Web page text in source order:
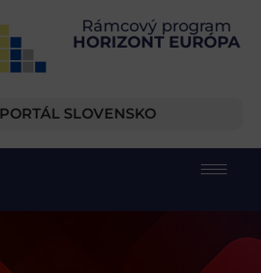
Rámcový program
HORIZONT EURÓPA
SLOVENSKO